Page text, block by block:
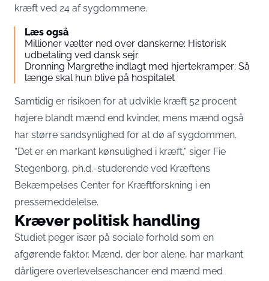
kræft ved 24 af sygdommene.
Læs også
Millioner vælter ned over danskerne: Historisk
udbetaling ved dansk sejr
Dronning Margrethe indlagt med hjertekramper: Så
længe skal hun blive på hospitalet
Samtidig er risikoen for at udvikle kræft 52 procent
højere blandt mænd end kvinder, mens mænd også
har større sandsynlighed for at dø af sygdommen.
“Det er en markant kønsulighed i kræft,” siger Fie
Stegenborg, ph.d.-studerende ved Kræftens
Bekæmpelses Center for Kræftforskning i en
pressemeddelelse.
Kræver politisk handling
Studiet peger især på sociale forhold som en
afgørende faktor. Mænd, der bor alene, har markant
dårligere overlevelseschancer end mænd med